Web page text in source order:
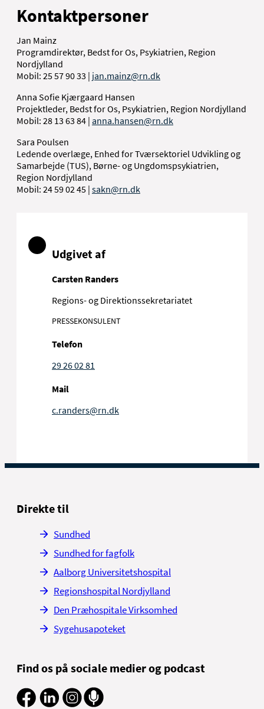
Kontaktpersoner
Jan Mainz
Programdirektør, Bedst for Os, Psykiatrien, Region
Nordjylland
Mobil: 25 57 90 33 | jan.mainz@rn.dk
Anna Sofie Kjærgaard Hansen
Projektleder, Bedst for Os, Psykiatrien, Region Nordjylland
Mobil: 28 13 63 84 | anna.hansen@rn.dk
Sara Poulsen
Ledende overlæge, Enhed for Tværsektoriel Udvikling og
Samarbejde (TUS), Børne- og Ungdomspsykiatrien,
Region Nordjylland
Mobil: 24 59 02 45 | sakn@rn.dk
Udgivet af
Carsten Randers
Regions- og Direktionssekretariatet
PRESSEKONSULENT
Telefon
29 26 02 81
Mail
c.randers@rn.dk
Direkte til
Sundhed
Sundhed for fagfolk
Aalborg Universitetshospital
Regionshospital Nordjylland
Den Præhospitale Virksomhed
Sygehusapoteket
Find os på sociale medier og podcast